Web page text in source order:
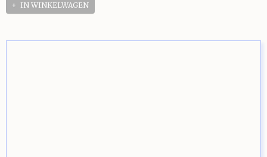
IN WINKELWAGEN